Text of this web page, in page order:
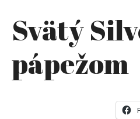
Svätý
pápežom